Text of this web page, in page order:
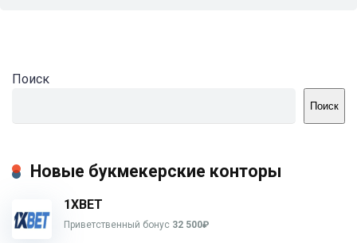
Поиск
Поиск
Новые букмекерские конторы
1XBET
Приветственный бонус 32 500₽